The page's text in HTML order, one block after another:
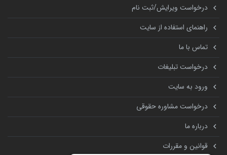
درخواست ویرایش/ثبت نام
راهنمای استفاده از سایت
تماس با ما
درخواست تبلیغات
ورود به سایت
درخواست مشاوره حقوقی
درباره ما
قوانین و مقررات